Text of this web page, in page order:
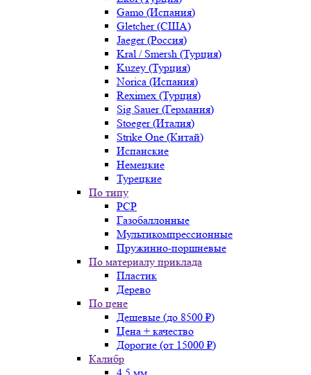
Gamo (Испания)
Gletcher (США)
Jaeger (Россия)
Kral / Smersh (Турция)
Kuzey (Турция)
Norica (Испания)
Reximex (Турция)
Sig Sauer (Германия)
Stoeger (Италия)
Strike One (Китай)
Испанские
Немецкие
Турецкие
По типу
PCP
Газобаллонные
Мультикомпрессионные
Пружинно-поршневые
По материалу приклада
Пластик
Дерево
По цене
Дешевые (до 8500 ₽)
Цена + качество
Дорогие (от 15000 ₽)
Калибр